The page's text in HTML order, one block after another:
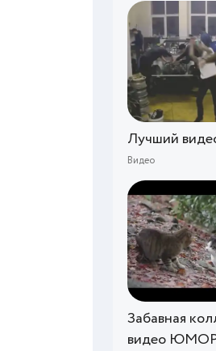
Лучший
Видео
Забавная
видео